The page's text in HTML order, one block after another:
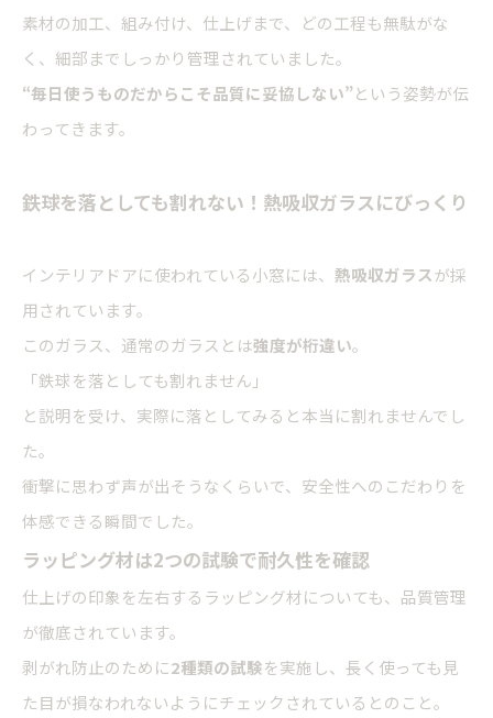
素材の加工、組み付け、仕上げまで、どの工程も無駄がな
く、細部までしっかり管理されていました。
“毎日使うものだからこそ品質に妥協しない”という姿勢が伝
わってきます。
鉄球を落としても割れない！熱吸収ガラスにびっくり
インテリアドアに使われている小窓には、 熱吸収ガラスが採
用されています。
このガラス、通常のガラスとは強度が桁違い。
「鉄球を落としても割れません」
と説明を受け、実際に落としてみると本当に割れませんでし
た。
衝撃に思わず声が出そうなくらいで、安全性へのこだわりを
体感できる瞬間でした。
ラッピング材は2つの試験で耐久性を確認
仕上げの印象を左右するラッピング材についても、品質管理
が徹底されています。
剥がれ防止のために2種類の試験を実施し、長く使っても見
た目が損なわれないようにチェックされているとのこと。